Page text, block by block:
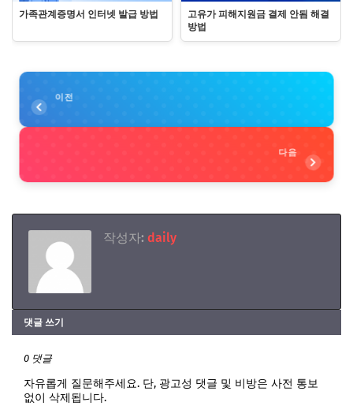
가족관계증명서 인터넷 발급 방법
고유가 피해지원금 결제 안됨 해결
방법
이전
다음
작성자: daily
댓글 쓰기
0 댓글
자유롭게 질문해주세요. 단, 광고성 댓글 및 비방은 사전 통보
없이 삭제됩니다.